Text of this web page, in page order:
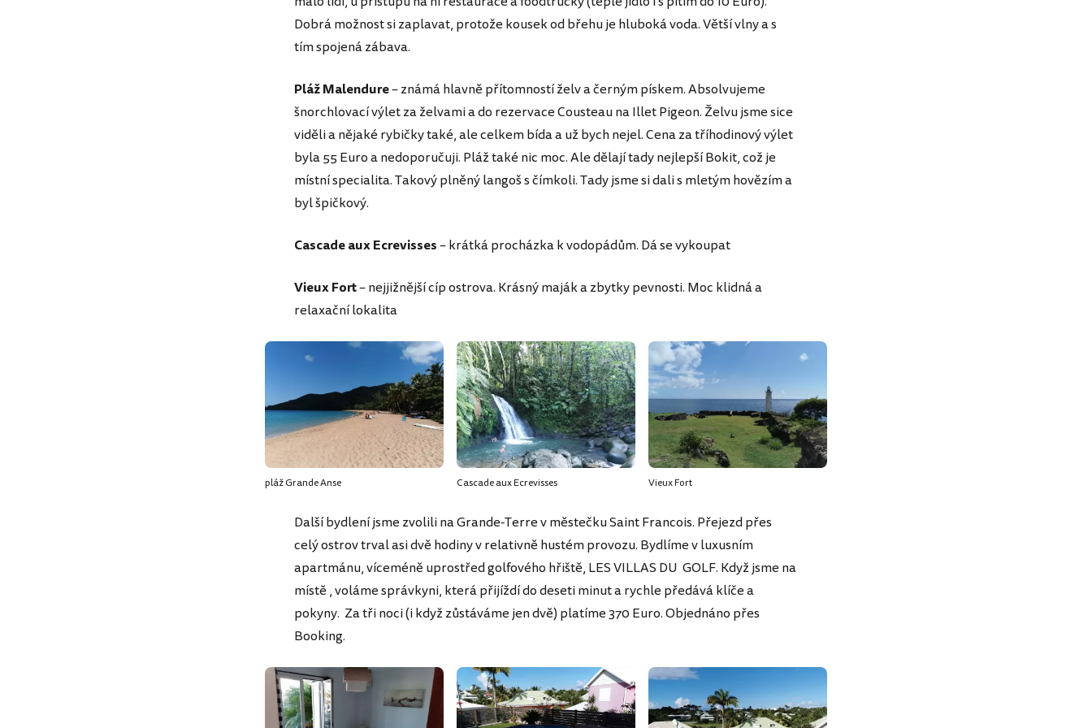
Dobrá možnost si zaplavat, protože kousek od břehu je hluboká voda. Větší vlny a s
tím spojená zábava.
Pláž Malendure– známá hlavně přítomností želv a černým pískem. Absolvujeme
šnorchlovací výlet za želvami a do rezervace Cousteau na Illet Pigeon. Želvu jsme sice
viděli a nějaké rybičky také, ale celkem bída a už bych nejel. Cena za tříhodinový výlet
byla 55 Euro a nedoporučuji. Pláž také nic moc. Ale dělají tady nejlepší Bokit, což je
místní specialita. Takový plněný langoš s čímkoli. Tady jsme si dali s mletým hovězím a
byl špičkový.
Cascade aux Ecrevisses– krátká procházka k vodopádům. Dá se vykoupat
Vieux Fort– nejjižnější cíp ostrova. Krásný maják a zbytky pevnosti. Moc klidná a
relaxační lokalita
pláž Grande Anse Cascade aux Ecrevisses Vieux Fort
Další bydlení jsme zvolili na Grande-Terre v městečku Saint Francois. Přejezd přes
celý ostrov trval asi dvě hodiny v relativně hustém provozu. Bydlíme v luxusním
apartmánu, víceméně uprostřed golfového hřiště, LES VILLAS DU GOLF. Když jsme na
místě , voláme správkyni, která přijíždí do deseti minut a rychle předává klíče a
pokyny. Za tři noci (i když zůstáváme jen dvě) platíme 370 Euro. Objednáno přes
Booking.